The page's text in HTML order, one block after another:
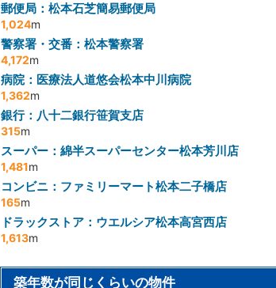
郵便局：松本石芝簡易郵便局
1,024m
警察署・交番：松本警察署
4,172m
病院：医療法人道悠会松本中川病院
1,362m
銀行：八十二銀行笹賀支店
315m
スーパー：綿半スーパーセンター松本芳川店
1,481m
コンビニ：ファミリーマート松本二子橋店
165m
ドラックストア：ウエルシア松本高宮西店
1,613m
築年数が同じくらいの物件